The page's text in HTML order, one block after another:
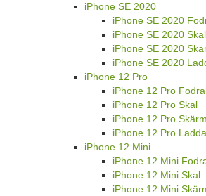
iPhone SE 2020
iPhone SE 2020
iPhone SE 2020 Skal
iPhone SE 2020
iPhone SE 2020
iPhone 12 Pro
iPhone 12 Pro
iPhone 12 Pro Skal
iPhone 12 Pro
iPhone 12 Pro
iPhone 12 Mini
iPhone 12 Mini
iPhone 12 Mini Skal
iPhone 12 Mini